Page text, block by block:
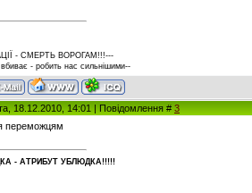
- СМЕРТЬ ВОРОГАМ!!!---
- робить нас сильнішими--
18.12.2010, 14:01 | Повідомлення #3
переможцям
- АТРИБУT УБЛЮДКА!!!!!